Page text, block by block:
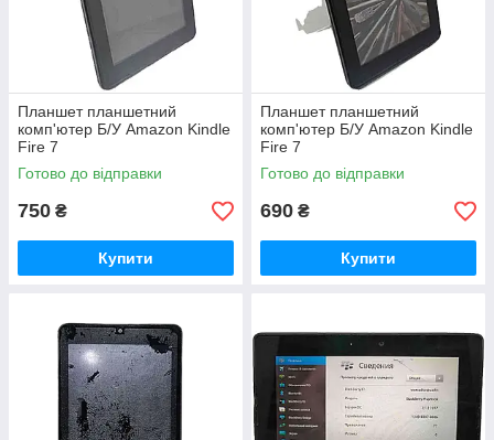
Планшет планшетний
комп'ютер Б/У Amazon Kindle
Fire 7
Готово до відправки
750 ₴
Купити
Планшет планшетний
комп'ютер Б/У Amazon Kindle
Fire 7
Готово до відправки
690 ₴
Купити